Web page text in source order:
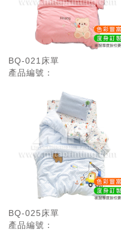
BQ-021床單
產品編號：
BQ-025床單
產品編號：